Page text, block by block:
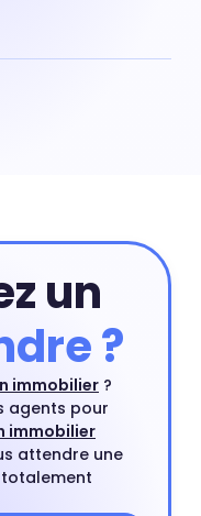
3 387 € pour
un
?
immobilier ?
agents pour
immobilier
attendre une
totalement